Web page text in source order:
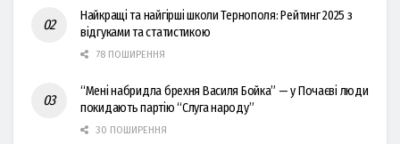
Найкращі та найгірші школи Тернополя: Рейтинг 2025 з
відгуками та статистикою
78 ПОШИРЕННЯ
“Мені набридла брехня Василя Бойка” — у Почаєві люди
покидають партію “Слуга народу”
30 ПОШИРЕННЯ